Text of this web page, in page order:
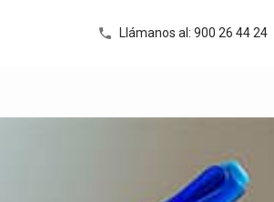
Llámanos al: 900 26 44 24